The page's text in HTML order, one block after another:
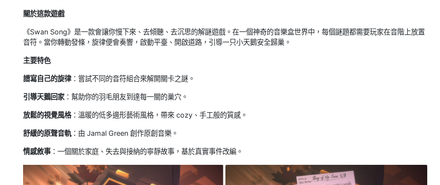
關於這款遊戲
《Swan Song》是一款會讓你慢下來、去傾聽、去沉思的解謎遊戲。在一個神奇的音樂盒世界中，每個謎題都需要玩家在音階上放置
音符。當你轉動發條，旋律便會奏響，啟動平臺、開啟道路，引導一只小天鵝安全歸巢。
主要特色
譜寫自己的旋律：嘗試不同的音符組合來解開關卡之謎。
引導天鵝回家 ：幫助你的羽毛朋友到達每一關的巢穴。
放鬆的視覺風格：溫暖的低多邊形藝術風格，帶來 cozy、手工般的質感。
舒緩的原聲音軌：由 Jamal Green 創作原創音樂。
情感敘事：一個關於家庭、失去與接納的寧靜故事，基於真實事件改編。